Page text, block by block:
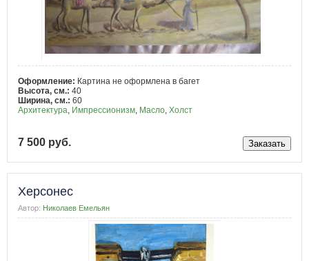
Оформление: Картина не оформлена в багет
Высота, см.: 40
Ширина, см.: 60
Архитектура, Импрессионизм, Масло, Холст
7 500 руб.
Херсонес
Автор: Николаев Емельян